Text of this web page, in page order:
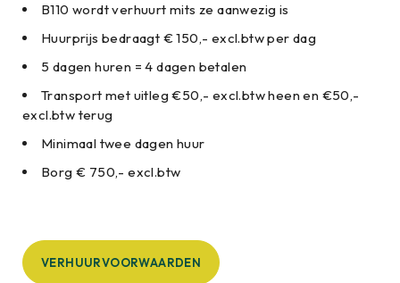
B110 wordt verhuurt mits ze aanwezig is
Huurprijs bedraagt € 150,- excl.btw per dag
5 dagen huren = 4 dagen betalen
Transport met uitleg €50,- excl.btw heen en €50,-
excl.btw terug
Minimaal twee dagen huur
Borg € 750,- excl.btw
VERHUURVOORWAARDEN